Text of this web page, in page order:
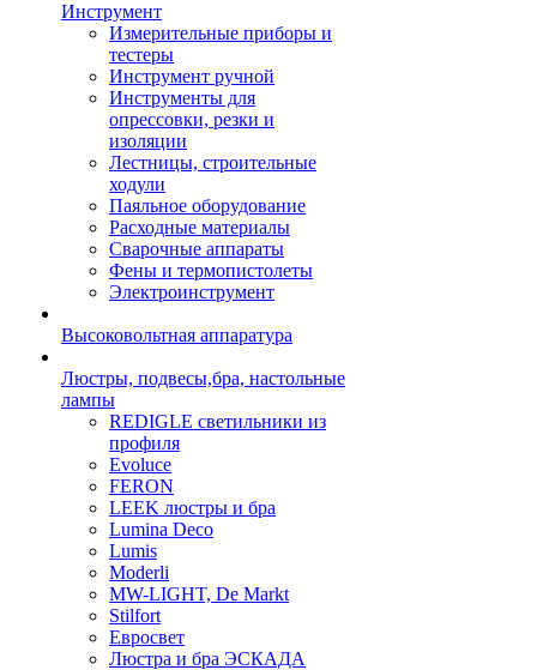
Инструмент
Измерительные приборы и
тестеры
Инструмент ручной
Инструменты для
опрессовки, резки и
изоляции
Лестницы, строительные
ходули
Паяльное оборудование
Расходные материалы
Сварочные аппараты
Фены и термопистолеты
Электроинструмент
Высоковольтная аппаратура
Люстры, подвесы,бра, настольные
лампы
REDIGLE светильники из
профиля
Evoluce
FERON
LEEK люстры и бра
Lumina Deco
Lumis
Moderli
MW-LIGHT, De Markt
Stilfort
Евросвет
Люстра и бра ЭСКАДА